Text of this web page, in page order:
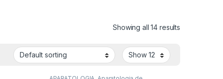
Showing all 14 results